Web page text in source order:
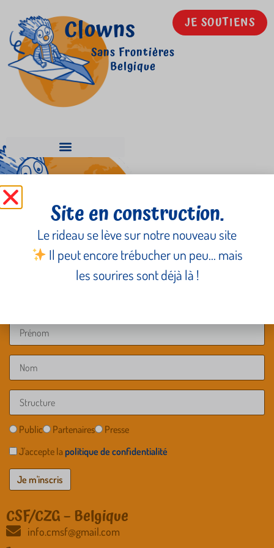
JE SOUTIENS
Clowns
Sans Frontières
Belgique
Nicolas Baudart
Newsletter
Public Partenaires
Presse
J'accepte la politique de confidentialité
CSF/CZG – Belgique
info.cmsf@gmail.com
Site en construction.
Le rideau se lève sur notre nouveau site
Il peut encore trébucher un peu… mais
les sourires sont déjà là !